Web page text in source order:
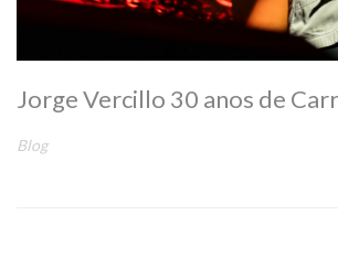
Jorge Vercillo 30 anos de
Blog